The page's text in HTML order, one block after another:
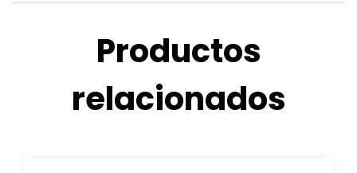
Productos
relacionados